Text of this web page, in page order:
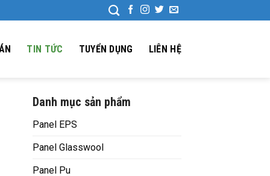
TIN TỨC TUYỂN DỤNG LIÊN HỆ
Danh mục sản phẩm
Panel EPS
Panel Glasswool
Panel Pu